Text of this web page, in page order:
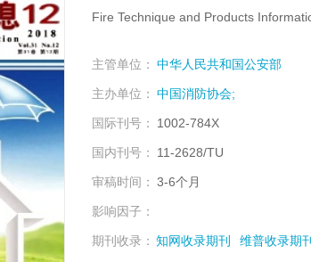
Fire Technique and Products
主管单位： 中华人民共和国公安部
主办单位： 中国消防协会;
国际刊号： 1002-784X
国内刊号： 11-2628/TU
审稿时间： 3-6个月
影响因子：
期刊收录： 知网收录期刊 维普收录期刊